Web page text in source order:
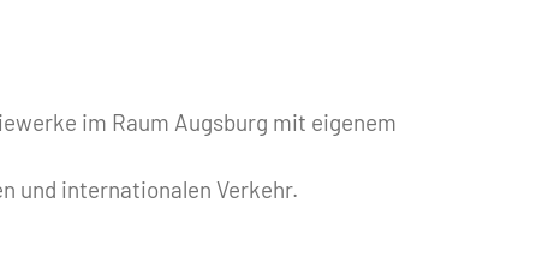
im Raum Augsburg mit eigenem
und internationalen Verkehr.